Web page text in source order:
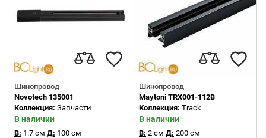
Шинопровод
Novotech 135001
Коллекция: Запчасти
В наличии
В: 1.7 см Д: 100 см
Шинопровод
Maytoni TRX001-112B
Коллекция: Track
В наличии
В: 2 см Д: 200 см